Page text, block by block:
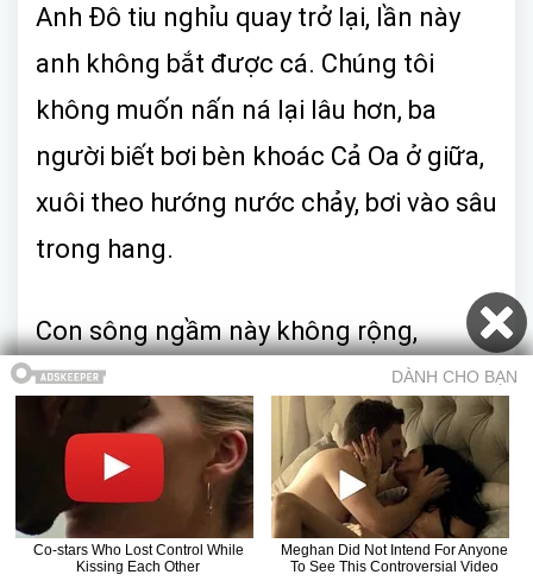
Trở về truyện Chương trước Mục lục Chương sau Truyện ma
Anh Đô tiu nghỉu quay trở lại, lần này
anh không bắt được cá. Chúng tôi
không muốn nấn ná lại lâu hơn, ba
người biết bơi bèn khoác Cả Oa ở giữa,
xuôi theo hướng nước chảy, bơi vào sâu
trong hang.
Con sông ngầm này không rộng,
nhưng sức nước bên dưới rất lớn, theo
đà sóng nước xối đẩy, chúng tôi vừa
lướt vừa bơi chẳng hề phí sức, chỉ có
điều nhiệt độ nước tăng lên đáng kể,
đâu đâu cũng ngửi thấy mùi lưu huỳnh,